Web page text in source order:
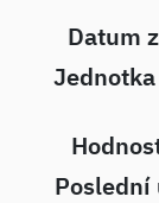
Datum
Poslední